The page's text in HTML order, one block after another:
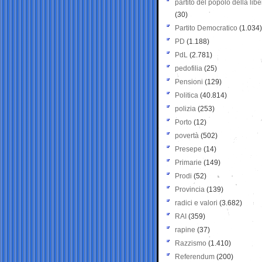
partito del popolo della
(30)
Partito Democratico (1.034)
PD (1.188)
PdL (2.781)
pedofilia (25)
Pensioni (129)
Politica (40.814)
polizia (253)
Porto (12)
povertà (502)
Presepe (14)
Primarie (149)
Prodi (52)
Provincia (139)
radici e valori (3.682)
RAI (359)
rapine (37)
Razzismo (1.410)
Referendum (200)